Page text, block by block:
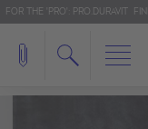
FOR THE 'PRO': PRO.DURAVIT